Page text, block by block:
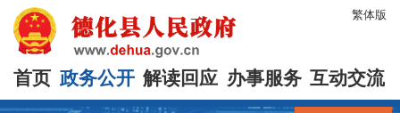
繁体版
首页 政务公开 解读回应 办事服务 互动交流